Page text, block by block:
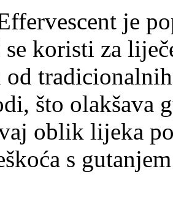
je
koristi za
što olakšava
oblik lijeka
s